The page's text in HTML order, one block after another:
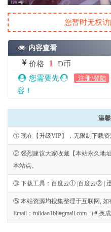
您暂时无权访
内容查看
价格 1
D币
您需要先
注册/登陆
容！
温馨
① 现在【升级VIP】，无限制下载资
② 强烈建议大家收藏【本站永久地
本站点。
③ 下载工具：百度云① |百度云② | 迅
⑤ 本站资源均搜集整理于互联网, 如
Email：fulidao168#gmail.com （# 换成